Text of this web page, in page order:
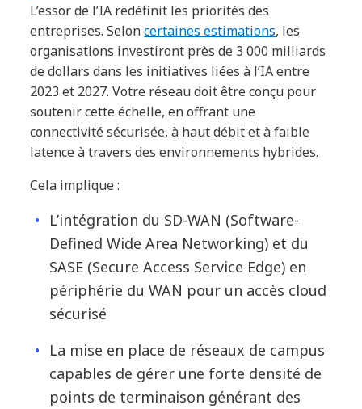
L’essor de l’IA redéfinit les priorités des
entreprises. Seloncertaines estimations, les
organisations investiront près de 3 000 milliards
de dollars dans les initiatives liées à l’IA entre
2023 et 2027. Votre réseau doit être conçu pour
soutenir cette échelle, en offrant une
connectivité sécurisée, à haut débit et à faible
latence à travers des environnements hybrides.
Cela implique :
L’intégration du SD-WAN (Software-
Defined Wide Area Networking) et du
SASE (Secure Access Service Edge) en
périphérie du WAN pour un accès cloud
sécurisé
La mise en place de réseaux de campus
capables de gérer une forte densité de
points de terminaison générant des